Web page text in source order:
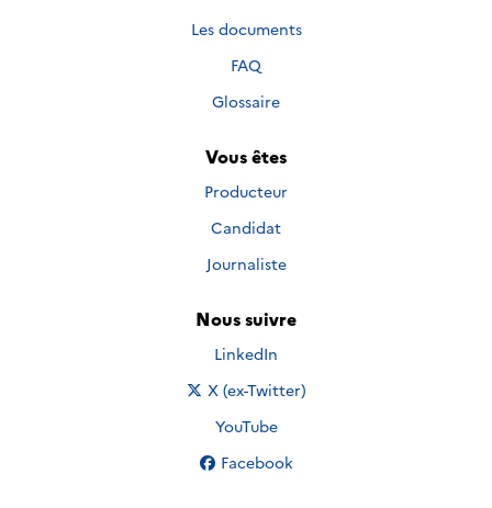
Les documents
FAQ
Glossaire
Vous êtes
Producteur
Candidat
Journaliste
Nous suivre
Nous suivre sur
LinkedIn
Nous suivre sur
X (ex-Twitter)
Nous suivre sur
YouTube
Nous suivre sur
Facebook